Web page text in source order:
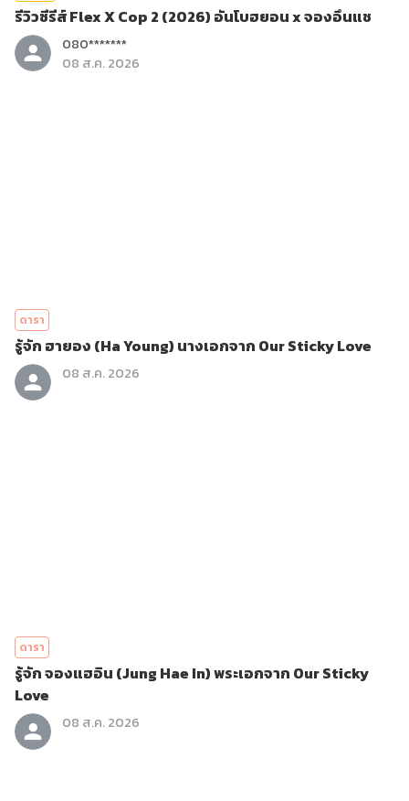
รีวิวซีรีส์ Flex X Cop 2 (2026) อันโบฮยอน x จองอึนแช
080*******
08 ส.ค. 2026
ดารา
รู้จัก ฮายอง (Ha Young) นางเอกจาก Our Sticky Love
08 ส.ค. 2026
ดารา
รู้จัก จองแฮอิน (Jung Hae In) พระเอกจาก Our Sticky
Love
08 ส.ค. 2026